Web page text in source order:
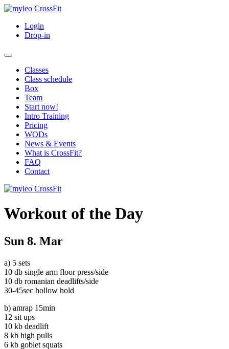
Login
Drop-in
Classes
Class schedule
Box
Team
Start now!
Intro Training
Pricing
WODs
News & Events
What is CrossFit?
FAQ
Contact
Workout of the Day
Sun 8. Mar
a) 5 sets
10 db single arm floor press/side
10 db romanian deadlifts/side
30-45sec hollow hold
b) amrap 15min
12 sit ups
10 kb deadlift
8 kb high pulls
6 kb goblet squats